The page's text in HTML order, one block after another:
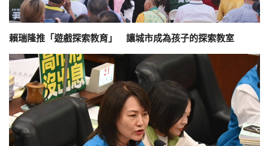
賴瑞隆推「遊戲探索教育」 讓城市成為孩子的探索教室